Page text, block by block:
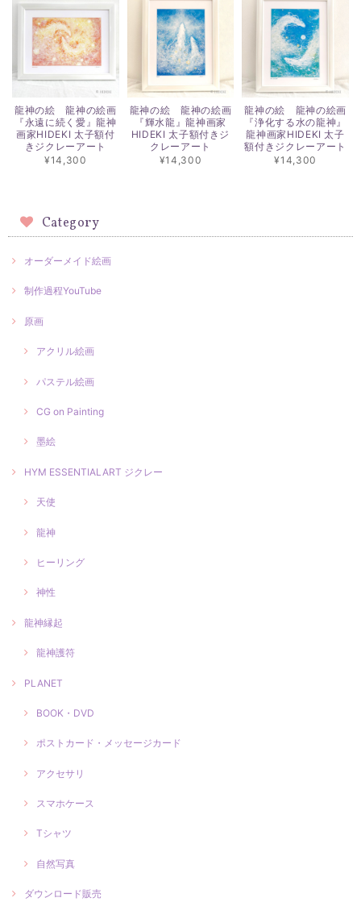
龍神の絵 龍神の絵画
『永遠に続く愛』龍神
画家HIDEKI 太子額付
きジクレーアート
¥14,300
龍神の絵 龍神の絵画
『輝水龍』龍神画家
HIDEKI 太子額付きジ
クレーアート
¥14,300
龍神の絵 龍神の絵画
『浄化する水の龍神』
龍神画家HIDEKI 太子
額付きジクレーアート
¥14,300
Category
オーダーメイド絵画
制作過程YouTube
原画
アクリル絵画
パステル絵画
CG on Painting
墨絵
HYM ESSENTIALART ジクレー
天使
龍神
ヒーリング
神性
龍神縁起
龍神護符
PLANET
BOOK・DVD
ポストカード・メッセージカード
アクセサリ
スマホケース
Tシャツ
自然写真
ダウンロード販売